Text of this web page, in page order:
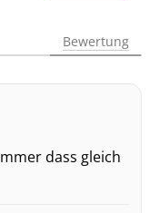
Bewertung
dass gleich